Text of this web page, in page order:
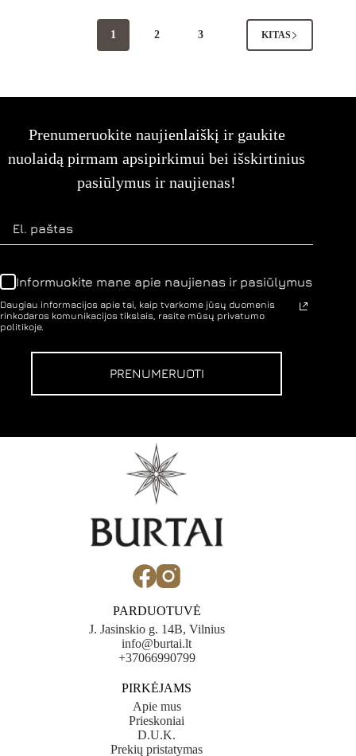
options
may
on
product
page
options
may
on
product
page
1 2 3 KITAS
Prenumeruokite naujienlaiškį ir gaukite
nuolaidą pirmam apsipirkimui bei išskirtinius
pasiūlymus ir naujienas!
Informuokite mane apie naujienas ir pasiūlymus
Daugiau informacijos apie tai, kaip tvarkome jūsų duomenis
rinkodaros komunikacijos tikslais, rasite mūsų privatumo
politikoje.
PRENUMERUOTI
PARDUOTUVĖ
J. Jasinskio g. 14B, Vilnius
info@burtai.lt
+37066990799
PIRKĖJAMS
Apie mus
Prieskoniai
D.U.K.
Prekių pristatymas